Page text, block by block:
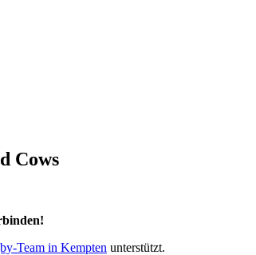
Cows
Team in Kempten unterstützt.